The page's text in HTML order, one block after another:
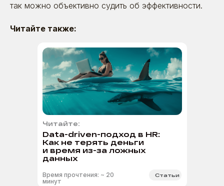
так можно объективно судить об эффективности.
Читайте также:
Data-driven-подход в HR:
Как не терять деньги
и время из-за ложных
данных
Читайте:
Время прочтения: ~ 20
минут
Статьи
Рейтинги
У нас молодой рынок — и отдельных рейтингов
для HR-маркетинга пока просто нет. Приходится
выходить в общий топ digital-агентств